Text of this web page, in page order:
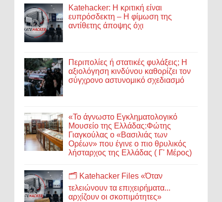
Katehacker: Η κριτική είναι
ευπρόσδεκτη – Η φίμωση της
αντίθετης άποψης όχι
Περιπολίες ή στατικές φυλάξεις; Η
αξιολόγηση κινδύνου καθορίζει τον
σύγχρονο αστυνομικό σχεδιασμό
«Το άγνωστο Εγκληματολογικό
Μουσείο της Ελλάδας:Φώτης
Γιαγκούλας ο «Βασιλιάς των
Ορέων» που έγινε ο πιο θρυλικός
λήσταρχος της Ελλάδας ( Γ' Μέρος)
🗂️ Katehacker Files «Όταν
τελειώνουν τα επιχειρήματα...
αρχίζουν οι σκοπιμότητες»